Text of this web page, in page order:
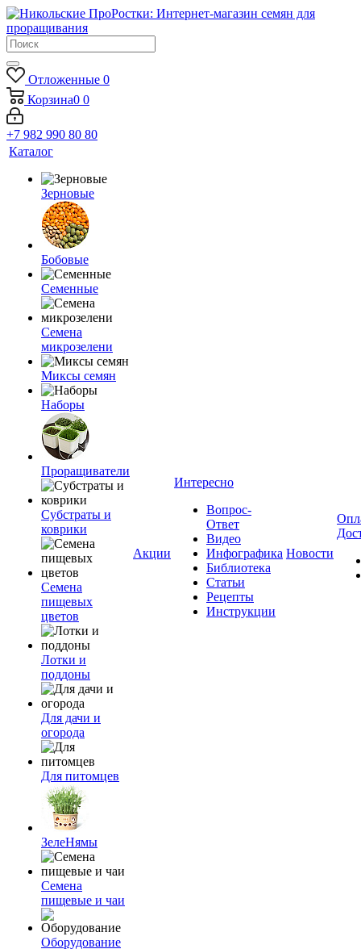
Отложенные 0
Корзина0 0
+7 982 990 80 80
Каталог
Зерновые
Бобовые
Семенные
Семена
микрозелени
Миксы семян
Наборы
Проращиватели
Субстраты и
коврики
Семена
пищевых
цветов
Лотки и
поддоны
Для дачи и
огорода
Для питомцев
ЗелеНямы
Семена
пищевые и чаи
Оборудование
Акции
Интересно
Вопрос-
Ответ
Видео
Инфографика
Библиотека
Статьи
Рецепты
Инструкции
Новости